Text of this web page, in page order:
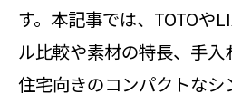
す。本記事では、TOTOや
ル比較や素材の特長、手
住宅向きのコンパクトな